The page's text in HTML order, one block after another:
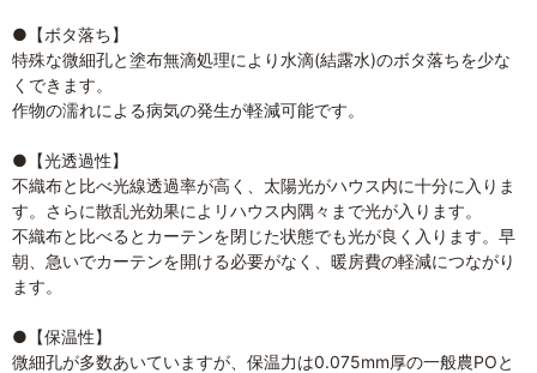
●【ボタ落ち】
特殊な微細孔と塗布無滴処理により水滴(結露水)のボタ落ちを少な
くできます。
作物の濡れによる病気の発生が軽減可能です。
●【光透過性】
不織布と比べ光線透過率が高く、太陽光がハウス内に十分に入りま
す。さらに散乱光効果によリハウス内隅々まで光が入ります。
不織布と比べるとカーテンを閉じた状態でも光が良く入ります。早
朝、急いでカーテンを開ける必要がなく、暖房費の軽減につながり
ます。
●【保温性】
微細孔が多数あいていますが、保温力は0.075mm厚の一般農POと